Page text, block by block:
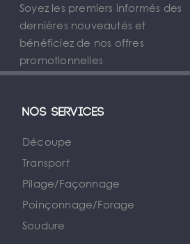
Soyez les premiers informés des
dernières nouveautés et
bénéficiez de nos offres
promotionnelles
Nos services
Découpe
Transport
Pilage/Façonnage
Poinçonnage/Forage
Soudure